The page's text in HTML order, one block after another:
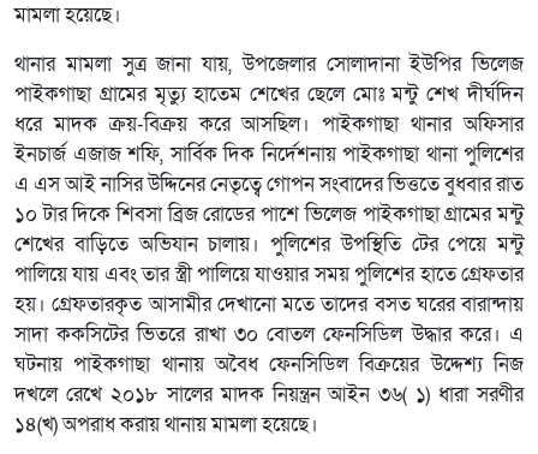
মামলা হয়েছে।
থানার মামলা সুত্র জানা যায়, উপজেলার সোলাদানা ইউপির ভিলেজ
পাইকগাছা গ্রামের মৃত্যু হাতেম শেখের ছেলে মোঃ মন্টু শেখ দীর্ঘদিন
ধরে মাদক ক্রয়-বিক্রয় করে আসছিল। পাইকগাছা থানার অফিসার
ইনচার্জ এজাজ শফি, সার্বিক দিক নির্দেশনায় পাইকগাছা থানা পুলিশের
এ এস আই নাসির উদ্দিনের নেতৃত্বে গোপন সংবাদের ভিত্ততে বুধবার রাত
১০ টার দিকে শিবসা ব্রিজ রোডের পাশে ভিলেজ পাইকগাছা গ্রামের মন্টু
শেখের বাড়িতে অভিযান চালায়। পুলিশের উপস্থিতি টের পেয়ে মন্টু
পালিয়ে যায় এবং তার স্ত্রী পালিয়ে যাওয়ার সময় পুলিশের হাতে গ্রেফতার
হয়। গ্রেফতারকৃত আসামীর দেখানো মতে তাদের বসত ঘরের বারান্দায়
সাদা ককসিটের ভিতরে রাখা ৩০ বোতল ফেনসিডিল উদ্ধার করে। এ
ঘটনায় পাইকগাছা থানায় অবৈধ ফেনসিডিল বিক্রয়ের উদ্দেশ্য নিজ
দখলে রেখে ২০১৮ সালের মাদক নিয়ন্ত্রন আইন ৩৬( ১) ধারা সরণীর
১৪(খ) অপরাধ করায় থানায় মামলা হয়েছে।